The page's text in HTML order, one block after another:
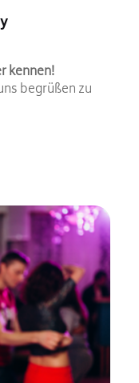
kennen!
begrüßen zu